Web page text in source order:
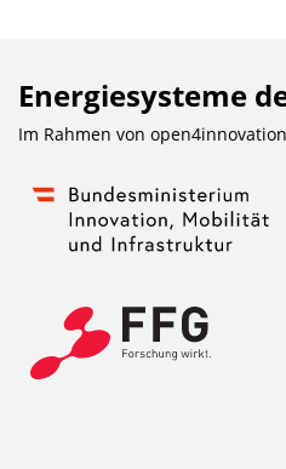
Energiesysteme
Im Rahmen von open4innovation